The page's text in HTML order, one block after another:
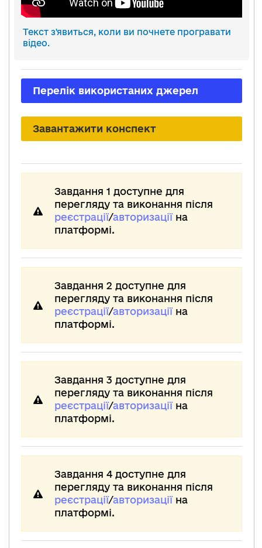
Текст з'явиться, коли ви почнете програвати
відео.
Перелік використаних джерел
Завантажити конспект
Завдання 1 доступне для
перегляду та виконання після
реєстрації/авторизаціїна
платформі.
Завдання 2 доступне для
перегляду та виконання після
реєстрації/авторизаціїна
платформі.
Завдання 3 доступне для
перегляду та виконання після
реєстрації/авторизаціїна
платформі.
Завдання 4 доступне для
перегляду та виконання після
реєстрації/авторизаціїна
платформі.